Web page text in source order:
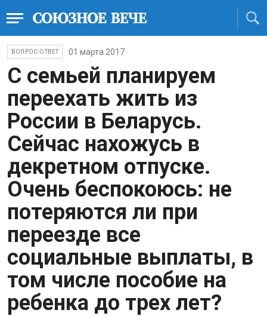
ВОПРОС-ОТВЕТ 01 марта 2017
С семьей планируем
переехать жить из
России в Беларусь.
Сейчас нахожусь в
декретном отпуске.
Очень беспокоюсь: не
потеряются ли при
переезде все
социальные выплаты, в
том числе пособие на
ребенка до трех лет?